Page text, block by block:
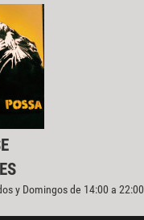
y Domingos de 14:00 a 22:00